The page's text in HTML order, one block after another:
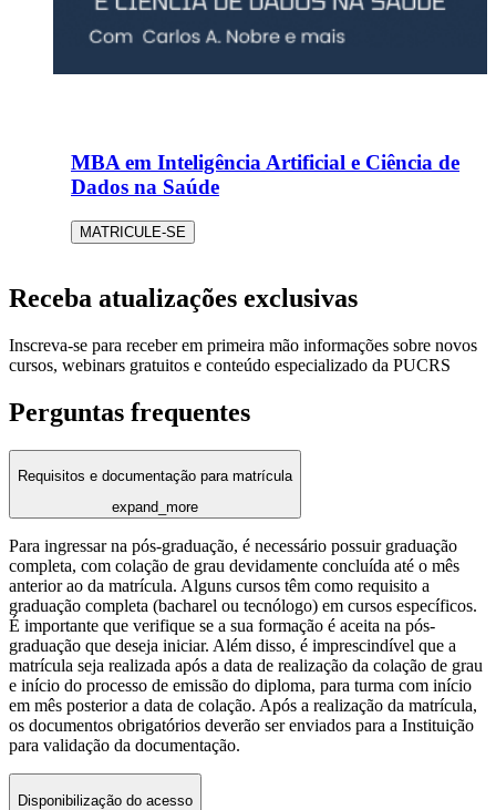
MBA em Inteligência Artificial e Ciência de
Dados na Saúde
MATRICULE-SE
Receba atualizações exclusivas
Inscreva-se para receber em primeira mão informações sobre novos
cursos, webinars gratuitos e conteúdo especializado da PUCRS
Perguntas frequentes
Requisitos e documentação para matrícula
expand_more
Para ingressar na pós-graduação, é necessário possuir graduação
completa, com colação de grau devidamente concluída até o mês
anterior ao da matrícula. Alguns cursos têm como requisito a
graduação completa (bacharel ou tecnólogo) em cursos específicos.
É importante que verifique se a sua formação é aceita na pós-
graduação que deseja iniciar. Além disso, é imprescindível que a
matrícula seja realizada após a data de realização da colação de grau
e início do processo de emissão do diploma, para turma com início
em mês posterior a data de colação. Após a realização da matrícula,
os documentos obrigatórios deverão ser enviados para a Instituição
para validação da documentação.
Disponibilização do acesso